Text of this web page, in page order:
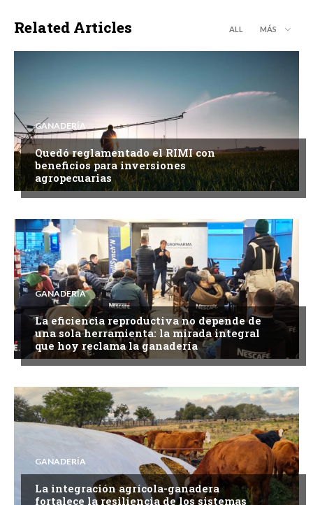
Related Articles ALL MÁS
GANADERÍA
Quedó reglamentado el RIMI con
beneficios para inversiones
agropecuarias
GANADERÍA
La eficiencia reproductiva no depende de
una sola herramienta: la mirada integral
que hoy reclama la ganadería
GANADERÍA
La integración agrícola-ganadera
fortalece la resiliencia de los sistemas